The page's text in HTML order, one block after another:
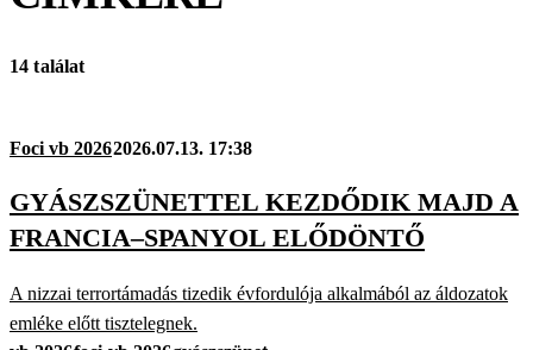
14 találat
Foci vb 20262026.07.13. 17:38
GYÁSZSZÜNETTEL KEZDŐDIK MAJD A
FRANCIA–SPANYOL ELŐDÖNTŐ
A nizzai terrortámadás tizedik évfordulója alkalmából az áldozatok
emléke előtt tisztelegnek.